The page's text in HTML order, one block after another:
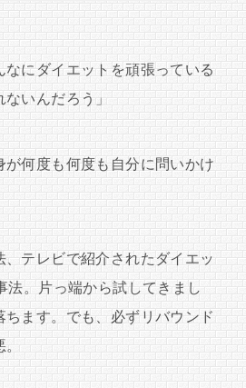
なにダイエットを頑張っている
いんだろう」
が何度も何度も自分に問いかけ
テレビで紹介されたダイエッ
法。片っ端から試してきまし
ちます。でも、必ずリバウンド